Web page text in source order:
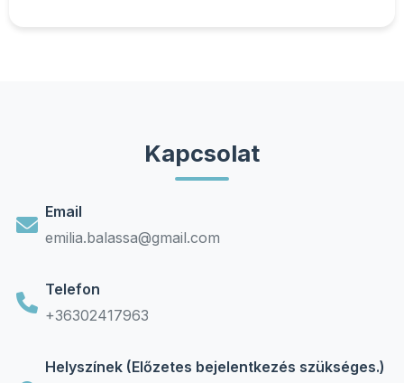
Kapcsolat
Email
emilia.balassa@gmail.com
Telefon
+36302417963
Helyszínek (Előzetes bejelentkezés szükséges.)